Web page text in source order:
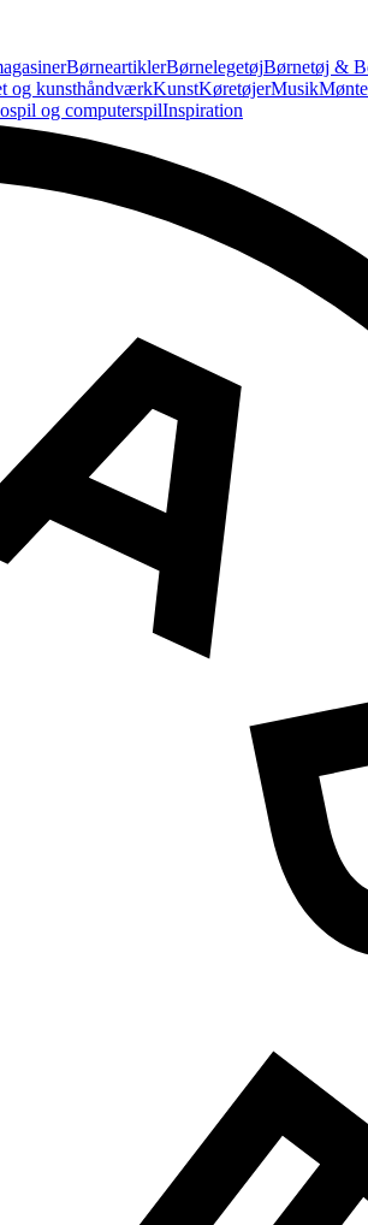
BørneartiklerBørnelegetøjBørnetøj &
og kunsthåndværkKunstKøretøjerMusik
og computerspilInspiration